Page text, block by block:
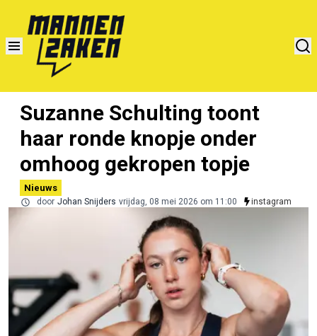
Suzanne Schulting toont
haar ronde knopje onder
omhoog gekropen topje
Nieuws
door Johan Snijders vrijdag, 08 mei 2026 om 11:00 instagram